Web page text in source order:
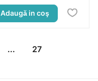
Adaugă in coş
... 27